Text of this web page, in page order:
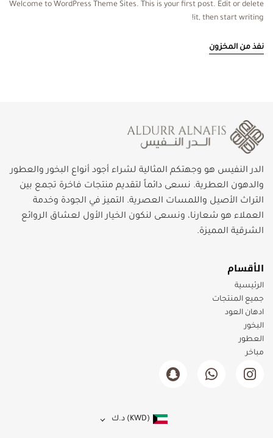
Welcome to WordPress Theme Sites. This is your first post. Edit or delete
it, then start writing!
نفذ من المخزون
الدر النفيس هو وجهتكم المثالية لشراء أجود أنواع البخور والعطور
والدهون العطرية. نسعى دائماً لتقديم منتجات فاخرة تجمع بين
التراث الأصيل واللمسات العصرية. التميز في الجودة وخدمة
العملاء هو شعارنا، ونسعى لنكون الخيار الأول لعشاق الروائع
الشرقية المميزة.
الأقسام
الرئيسية
جميع المنتجات
ادهان العود
البخور
العطور
مباخر
(KWD) د.ك